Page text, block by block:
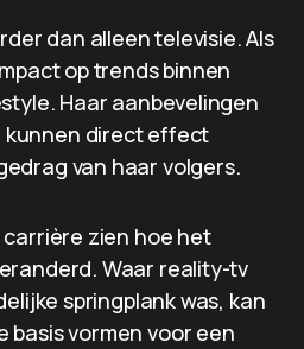
dan alleen televisie. Als
op trends binnen
Haar aanbevelingen
kunnen direct effect
van haar volgers.
zien hoe het
Waar reality-tv
springplank was, kan
vormen voor een